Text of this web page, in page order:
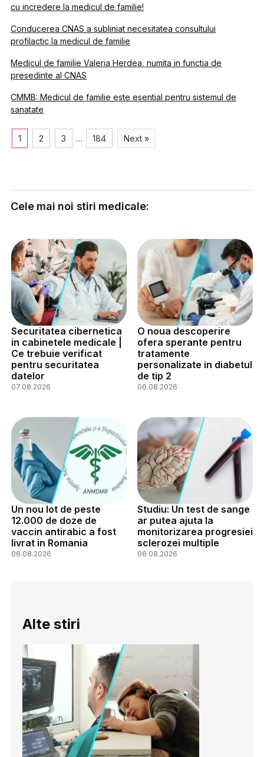
cu incredere la medicul de familie!
Conducerea CNAS a subliniat necesitatea consultului
profilactic la medicul de familie
Medicul de familie Valeria Herdea, numita in functia de
presedinte al CNAS
CMMB: Medicul de familie este esential pentru sistemul de
sanatate
1 2 3 … 184 Next »
Cele mai noi stiri medicale:
Securitatea cibernetica
in cabinetele medicale |
Ce trebuie verificat
pentru securitatea
datelor
07.08.2026
O noua descoperire
ofera sperante pentru
tratamente
personalizate in diabetul
de tip 2
06.08.2026
Un nou lot de peste
12.000 de doze de
vaccin antirabic a fost
livrat in Romania
06.08.2026
Studiu: Un test de sange
ar putea ajuta la
monitorizarea progresiei
sclerozei multiple
06.08.2026
Alte stiri